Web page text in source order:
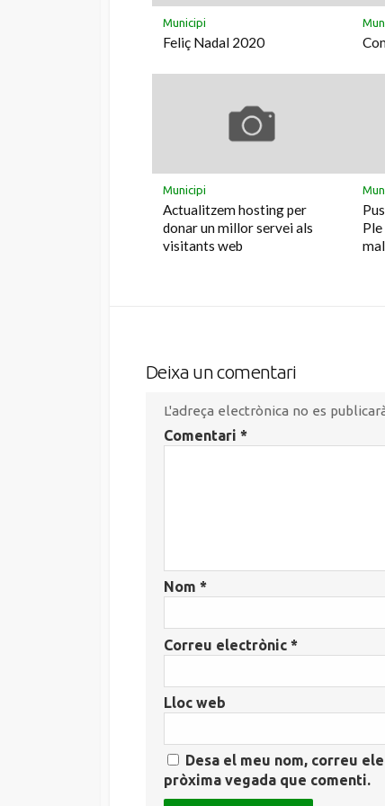
Municipi
Feliç Nadal 2020
Municipi
Actualitzem hosting per
donar un millor servei als
visitants web
Deixa un comentari
L'adreça electrònica no es
Comentari *
Nom *
Correu electrònic *
Lloc web
Desa el meu nom, correu
pròxima vegada que comenti.